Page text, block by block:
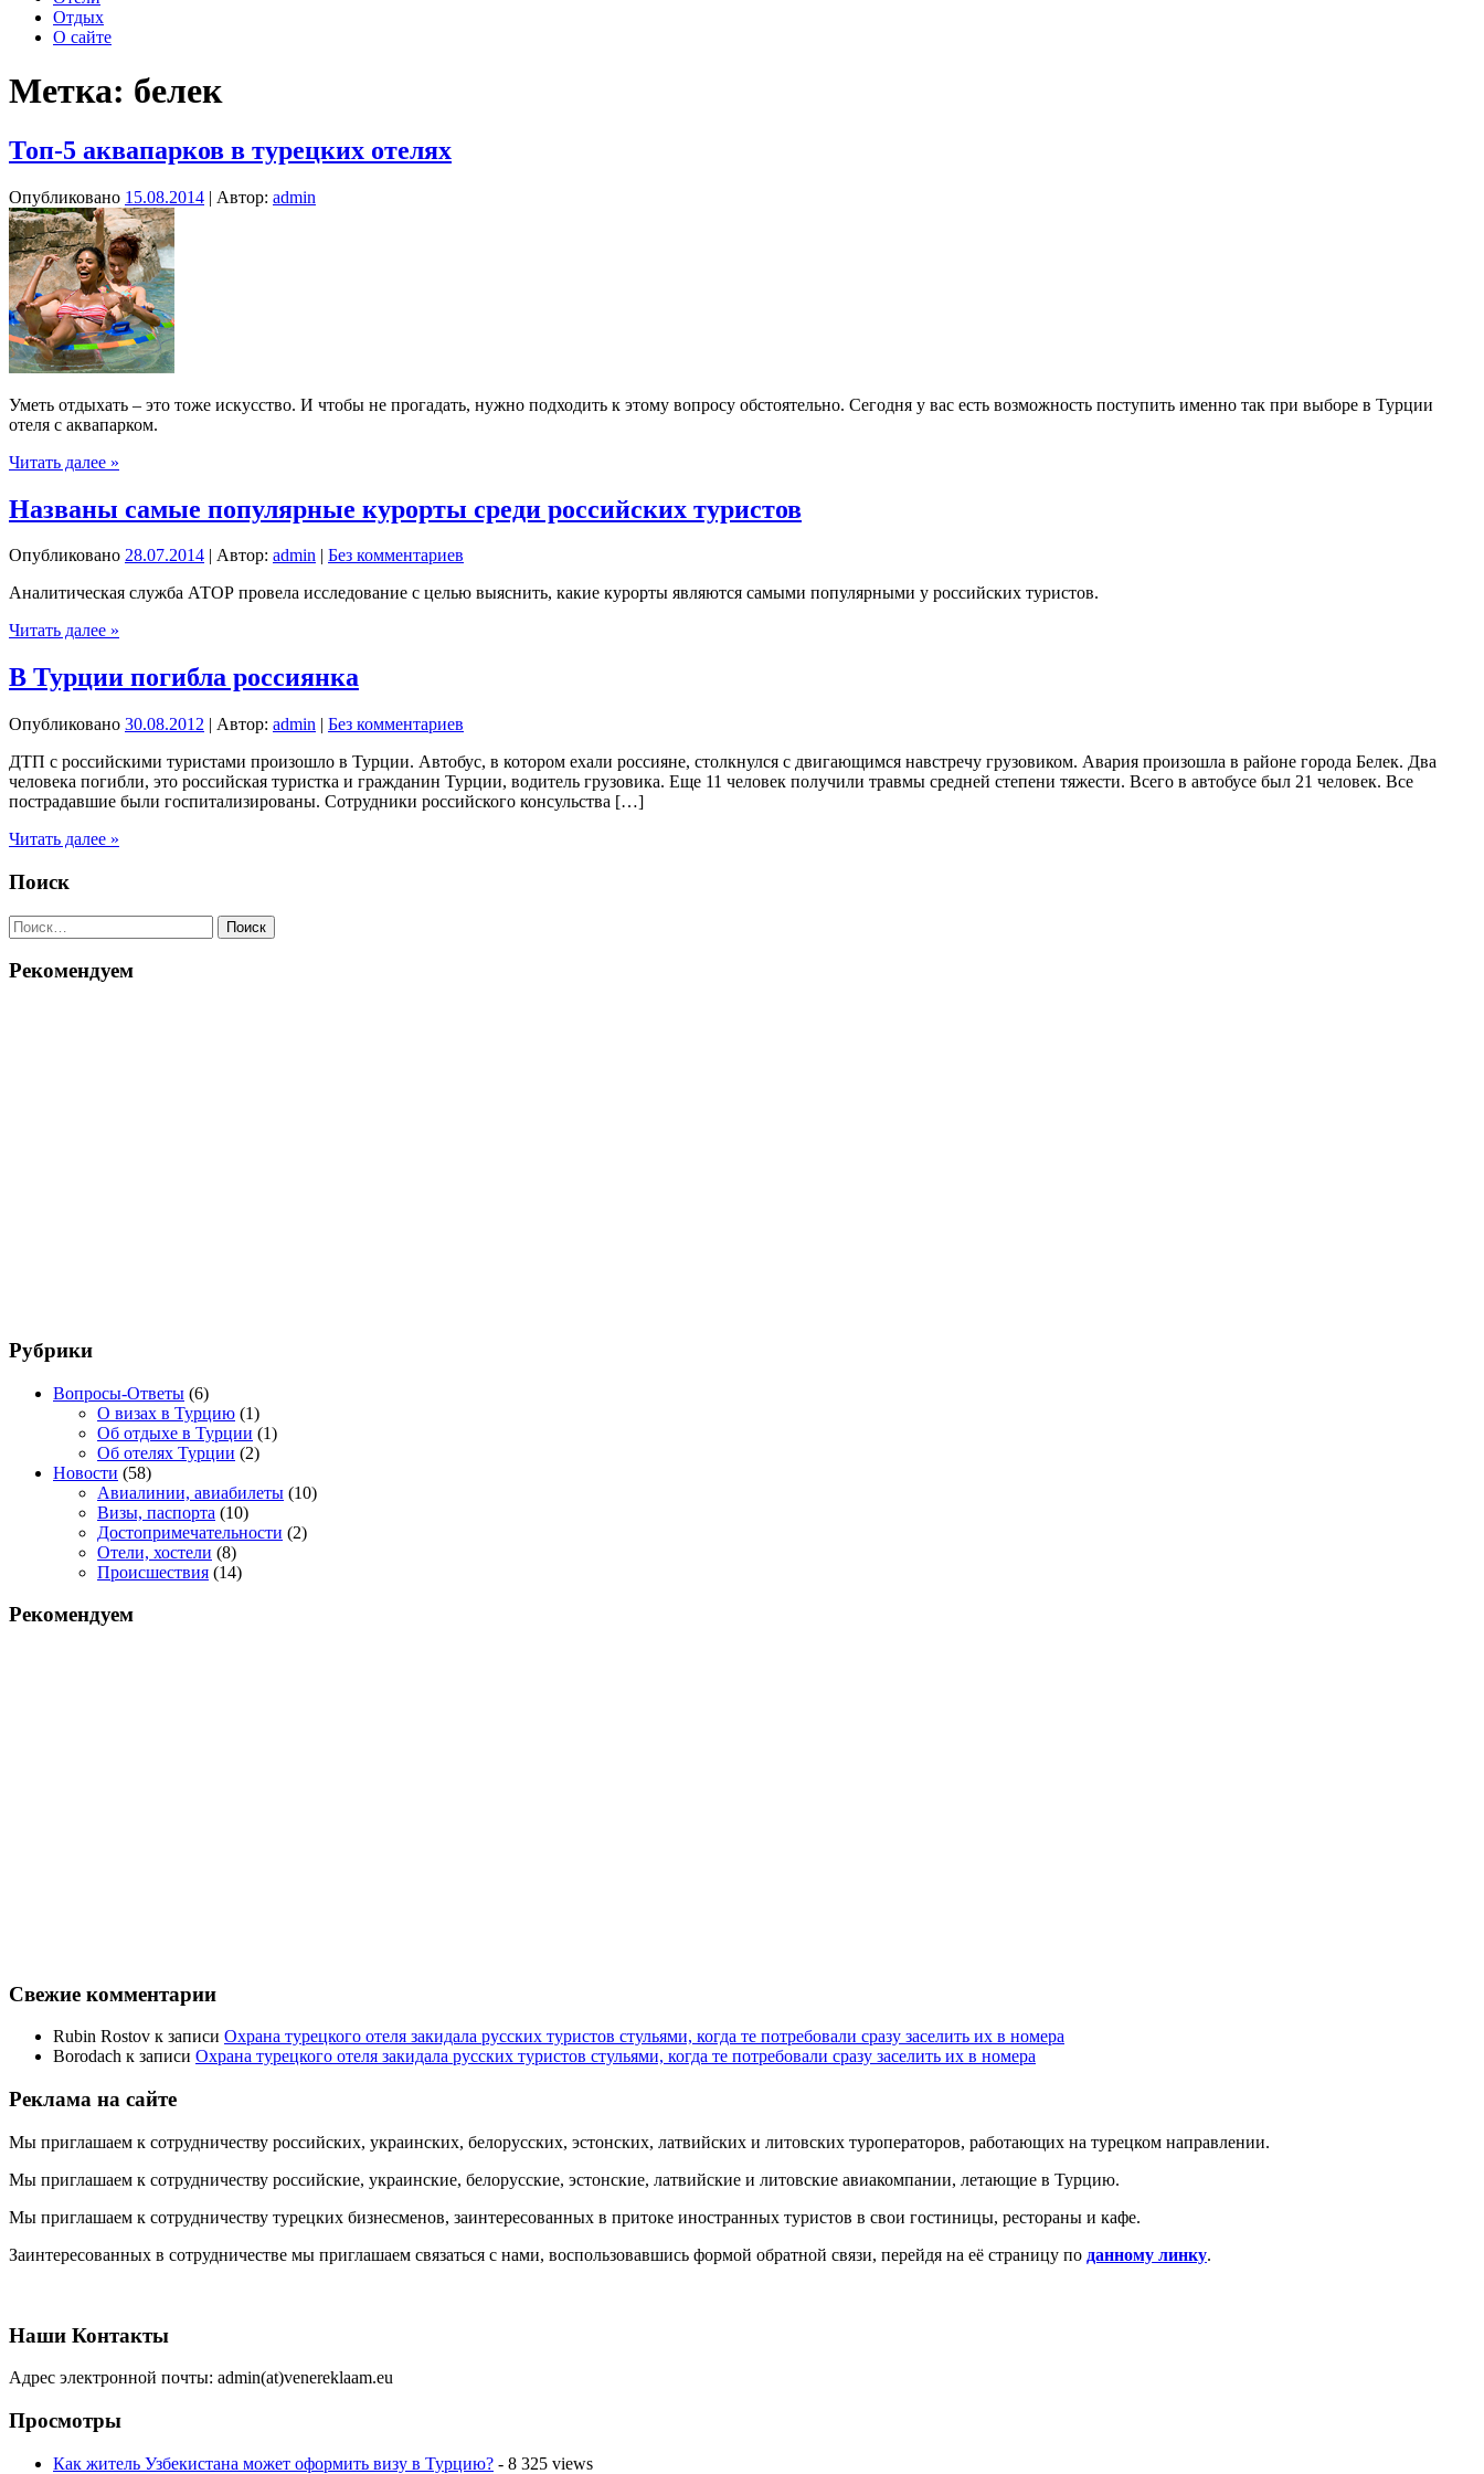
Отдых
О сайте
Метка: белек
Топ-5 аквапарков в турецких отелях
Опубликовано 15.08.2014 | Автор: admin
Уметь отдыхать – это тоже искусство. И чтобы не прогадать, нужно подходить к этому вопросу обстоятельно. Сегодня у вас есть возможность поступить именно так при выборе в Турции
отеля с аквапарком.
Читать далее »
турецких
Названы самые популярные курорты среди российских туристов
Опубликовано 28.07.2014 | Автор: admin
Без комментариев
Аналитическая служба АТОР провела исследование с целью выяснить, какие курорты являются самыми популярными у российских туристов.
Читать далее »
популярные
курорты
российских
В Турции погибла россиянка
Опубликовано 30.08.2012 | Автор: admin | Без комментариев
ДТП с российскими туристами произошло в Турции. Автобус, в котором ехали россияне, столкнулся с двигающимся навстречу грузовиком. Авария произошла в районе города Белек. Два
человека погибли, это российская туристка и гражданин Турции, водитель грузовика. Еще 11 человек получили травмы средней степени тяжести. Всего в автобусе был 21 человек. Все
пострадавшие были госпитализированы. Сотрудники российского консульства […]
Читать далее »
Поиск
Найти:
Рекомендуем
Рубрики
Вопросы-Ответы (6)
О визах в Турцию (1)
Об отдыхе в Турции (1)
Об отелях Турции (2)
Новости (58)
Авиалинии, авиабилеты (10)
Визы, паспорта (10)
Достопримечательности (2)
Отели, хостели (8)
Происшествия (14)
Рекомендуем
Свежие комментарии
Rubin Rostov к записи Охрана турецкого отеля закидала русских туристов стульями, когда те потребовали сразу заселить их в номера
Borodach к записи Охрана турецкого отеля закидала русских туристов стульями, когда те потребовали сразу заселить их в номера
Реклама на сайте
Мы приглашаем к сотрудничеству российских, украинских, белорусских, эстонских, латвийских и литовских туроператоров, работающих на турецком направлении.
Мы приглашаем к сотрудничеству российские, украинские, белорусские, эстонские, латвийские и литовские авиакомпании, летающие в Турцию.
Мы приглашаем к сотрудничеству турецких бизнесменов, заинтересованных в притоке иностранных туристов в свои гостиницы, рестораны и кафе.
Заинтересованных в сотрудничестве мы приглашаем связаться с нами, воспользовавшись формой обратной связи, перейдя на её страницу по данному линку.
Наши Контакты
Адрес электронной почты: admin(at)venereklaam.eu
Просмотры
Как житель Узбекистана может оформить визу в Турцию? - 8 325 views